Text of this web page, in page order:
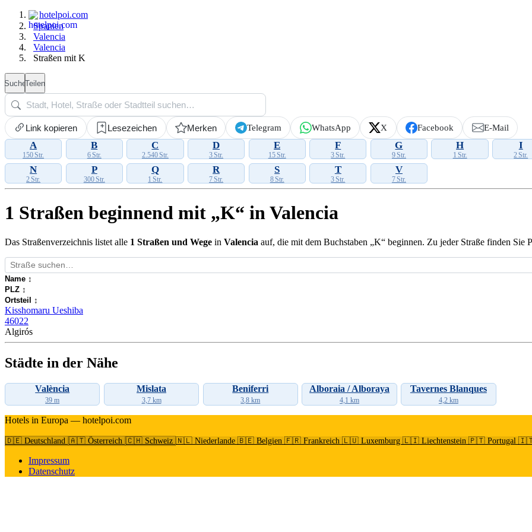
hotelpoi.com
Spanien
Valencia
Valencia
Straßen mit K
SucheTeilen
Link kopieren Lesezeichen Merken Telegram WhatsApp X Facebook E-Mail
A
150 Str.
B
6 Str.
C
2.540 Str.
D
3 Str.
E
15 Str.
F
3 Str.
G
9 Str.
H
1 Str.
I
2 Str.
N
2 Str.
P
300 Str.
Q
1 Str.
R
7 Str.
S
8 Str.
T
3 Str.
V
7 Str.
1 Straßen beginnend mit „K“ in Valencia
Das Straßenverzeichnis listet alle 1 Straßen und Wege in Valencia auf, die mit dem Buchstaben „K“ beginnen. Zu jeder Straße finden
Name ↕
PLZ ↕
Ortsteil ↕
Kisshomaru Ueshiba
46022
Algirós
Städte in der Nähe
València
39 m
Mislata
3,7 km
Beniferri
3,8 km
Alboraia / Alboraya
4,1 km
Tavernes Blanques
4,2 km
Hotels in Europa — hotelpoi.com
🇩🇪 Deutschland 🇦🇹 Österreich 🇨🇭 Schweiz 🇳🇱 Niederlande 🇧🇪 Belgien 🇫🇷 Frankreich 🇱🇺 Luxemburg 🇱🇮 Liechtenstein 🇵🇹 Portugal 🇮🇹
Impressum
Datenschutz